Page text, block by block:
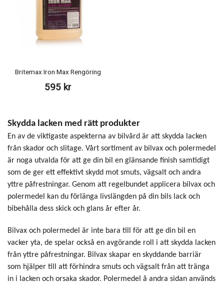
Britemax Iron Max Rengöring
595 kr
Skydda lacken med rätt produkter
En av de viktigaste aspekterna av bilvård är att skydda lacken
från skador och slitage. Vårt sortiment av bilvax och polermedel
är noga utvalda för att ge din bil en glänsande finish samtidigt
som de ger ett effektivt skydd mot smuts, vägsalt och andra
yttre påfrestningar. Genom att regelbundet applicera bilvax och
polermedel kan du förlänga livslängden på din bils lack och
bibehålla dess skick och glans år efter år.
Bilvax och polermedel är inte bara till för att ge din bil en
vacker yta, de spelar också en avgörande roll i att skydda lacken
från yttre påfrestningar. Bilvax skapar en skyddande barriär
som hjälper till att förhindra smuts och vägsalt från att tränga
in i lacken och orsaka skador. Polermedel å andra sidan används